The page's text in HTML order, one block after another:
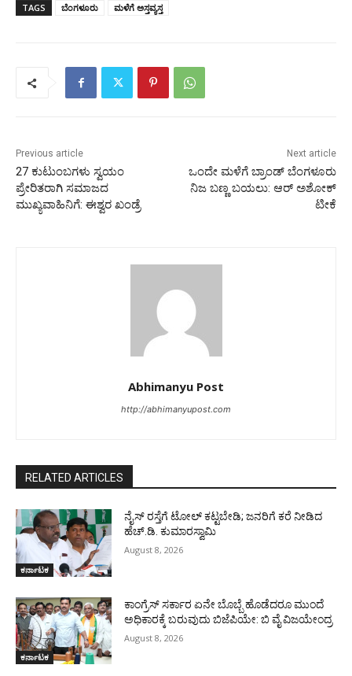
TAGS ಬೆಂಗಳೂರು ಮಳೆಗೆ ಅಸ್ತವ್ಯಸ್ತ
Previous article
27 ಕುಟುಂಬಗಳು ಸ್ವಯಂ
ಪ್ರೇರಿತರಾಗಿ ಸಮಾಜದ
ಮುಖ್ಯವಾಹಿನಿಗೆ: ಈಶ್ವರ ಖಂಡ್ರೆ
Next article
ಒಂದೇ ಮಳೆಗೆ ಬ್ರಾಂಡ್ ಬೆಂಗಳೂರು
ನಿಜ ಬಣ್ಣ ಬಯಲು: ಆರ್‌ ಅಶೋಕ್‌
ಟೀಕೆ
Abhimanyu Post
http://abhimanyupost.com
RELATED ARTICLES
ಕರ್ನಾಟಕ
ನೈಸ್ ರಸ್ತೆಗೆ ಟೋಲ್ ಕಟ್ಟಬೇಡಿ; ಜನರಿಗೆ ಕರೆ ನೀಡಿದ
ಹೆಚ್.ಡಿ. ಕುಮಾರಸ್ವಾಮಿ
August 8, 2026
ಕರ್ನಾಟಕ
ಕಾಂಗ್ರೆಸ್ ಸರ್ಕಾರ ಏನೇ ಬೊಬ್ಬೆ ಹೊಡೆದರೂ ಮುಂದೆ
ಅಧಿಕಾರಕ್ಕೆ ಬರುವುದು ಬಿಜೆಪಿಯೇ: ಬಿ ವೈ ವಿಜಯೇಂದ್ರ
August 8, 2026